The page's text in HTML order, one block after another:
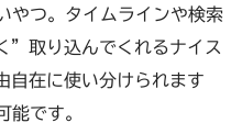
やつ。タイムラインや検索
取り込んでくれるナイス
自在に使い分けられます
能です。